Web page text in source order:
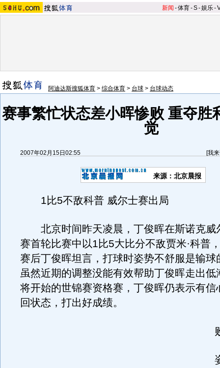
新闻 -体育-S-娱乐-
阿迪达斯搜狐体育 > 综合体育 > 台球 > 台球动态
赛事繁忙状态差小晖惨败 重夺胜
觉
2007年02月15日02:55 [我
来源：北京晨报
1比5不敌科普 威尔士赛出局
北京时间昨天凌晨，丁俊晖在斯诺克威
赛首轮比赛中以1比5大比分不敌贾米·科普
赛后丁俊晖坦言，打球时姿势不舒服是输球
虽然近期的调整没能有效帮助丁俊晖走出低
将开始的世锦赛资格赛，丁俊晖仍表示有信
回状态，打出好成绩。
败
姿